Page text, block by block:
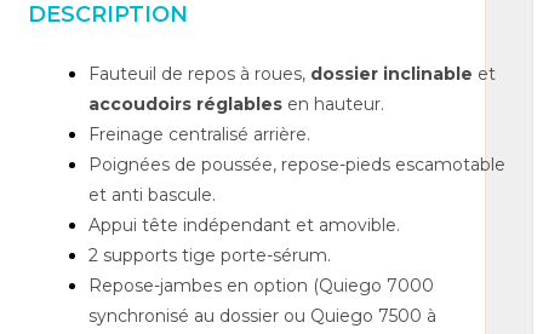
DESCRIPTION
Fauteuil de repos à roues, dossier inclinable et
accoudoirs réglables en hauteur.
Freinage centralisé arrière.
Poignées de poussée, repose-pieds escamotable
et anti bascule.
Appui tête indépendant et amovible.
2 supports tige porte-sérum.
Repose-jambes en option (Quiego 7000
synchronisé au dossier ou Quiego 7500 à